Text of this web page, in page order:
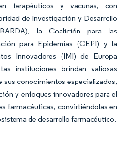
terapéuticos y vacunas, con
de Investigación y Desarrollo
la Coalición para las
para Epidemias (CEPI) y la
Innovadores (IMI) de Europa
instituciones brindan valiosas
sus conocimientos especializados,
y enfoques innovadores para el
farmacéuticas, convirtiéndolas en
de desarrollo farmacéutico.